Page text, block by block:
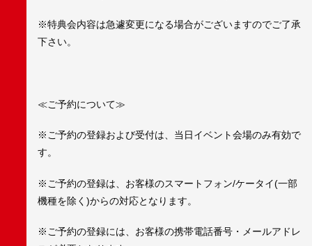
※特典会内容は急遽変更になる場合がございますのでご了承
下さい。
≪ご予約について≫
※ご予約の登録および受付は、当日イベント会場のみ有効で
す。
※ご予約の登録は、お客様のスマートフォン/ケータイ(一部
機種を除く)からの対応となります。
※ご予約の登録には、お客様の携帯電話番号・メールアドレ